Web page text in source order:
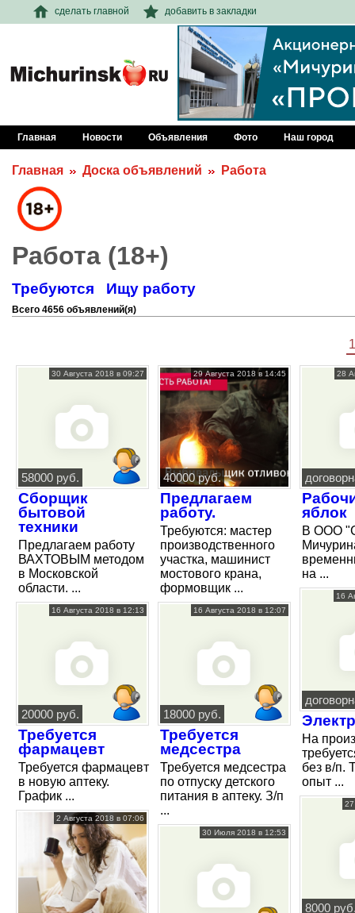
сделать главной добавить в закладки
Главная Новости Объявления Фото Наш город
Главная Доска объявлений Работа
Работа (18+)
Требуются Ищу работу
Всего 4656 объявлений(я)
1
30 Августа 2018 в 09:27
58000 руб.
Сборщик
бытовой
техники
Предлагаем работу
ВАХТОВЫМ методом
в Московской
области. ...
16 Августа 2018 в 12:13
20000 руб.
Требуется
фармацевт
Требуется фармацевт
в новую аптеку.
График ...
2 Августа 2018 в 07:06
29 Августа 2018 в 14:45
40000 руб.
Предлагаем
работу.
Требуются: мастер
производственного
участка, машинист
мостового крана,
формовщик ...
16 Августа 2018 в 12:07
18000 руб.
Требуется
медсестра
Требуется медсестра
по отпуску детского
питания в аптеку. З/п
...
30 Июля 2018 в 12:53
28
яблок
В ООО
на ...
16
На
без в/п.
опыт ...
8000